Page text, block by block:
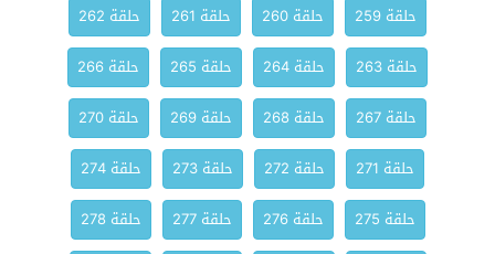
حلقة 259
حلقة 260 حلقة 261
حلقة 262
حلقة 263
حلقة 264 حلقة 265
حلقة 266
حلقة 267
حلقة 268 حلقة 269
حلقة 270
حلقة 271
حلقة 272 حلقة 273
حلقة 274
حلقة 275
حلقة 276 حلقة 277
حلقة 278